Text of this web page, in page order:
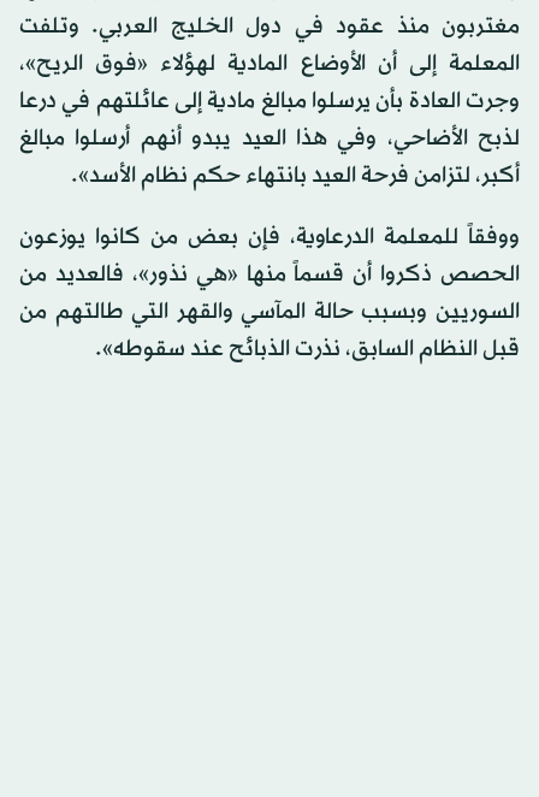
مغتربون منذ عقود في دول الخليج العربي. وتلفت
المعلمة إلى أن الأوضاع المادية لهؤلاء «فوق الريح»،
وجرت العادة بأن يرسلوا مبالغ مادية إلى عائلتهم في درعا
لذبح الأضاحي، وفي هذا العيد يبدو أنهم أرسلوا مبالغ
أكبر، لتزامن فرحة العيد بانتهاء حكم نظام الأسد».
ووفقاً للمعلمة الدرعاوية، فإن بعض من كانوا يوزعون
الحصص ذكروا أن قسماً منها «هي نذور»، فالعديد من
السوريين وبسبب حالة المآسي والقهر التي طالتهم من
قبل النظام السابق، نذرت الذبائح عند سقوطه».